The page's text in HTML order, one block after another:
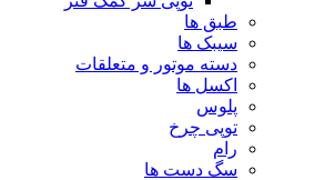
طبق ها
سیبک ها
دسته موتور و متعلقات
اکسل ها
پلوس
توپی چرخ
رام
سگ دست ها